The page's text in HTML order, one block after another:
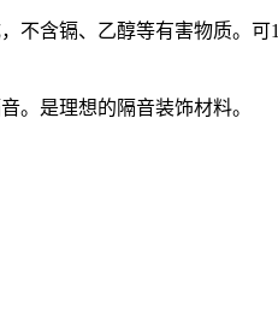
不含镉、乙醇等有害物质。可
。是理想的隔音装饰材料。